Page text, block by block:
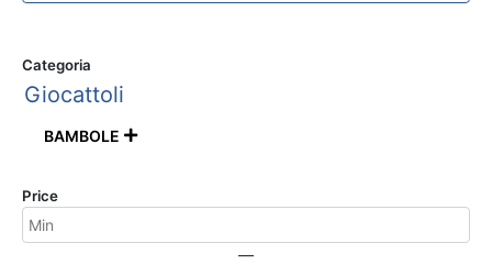
Categoria
Giocattoli
BAMBOLE 
Price
—